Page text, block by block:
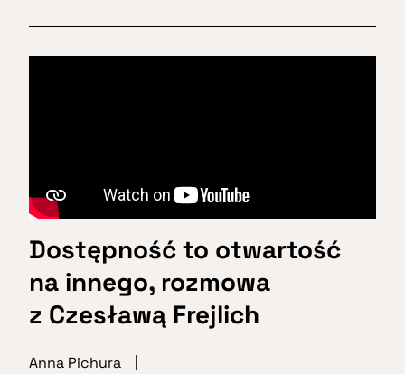
Dostępność to otwartość
na innego, rozmowa
z Czesławą Frejlich
Anna Pichura